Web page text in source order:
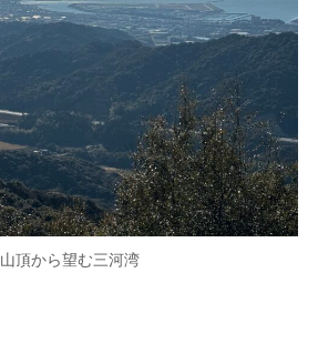
山頂から望む三河湾